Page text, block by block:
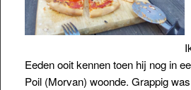
Eeden ooit kennen toen hij nog in
Poil (Morvan) woonde. Grappig